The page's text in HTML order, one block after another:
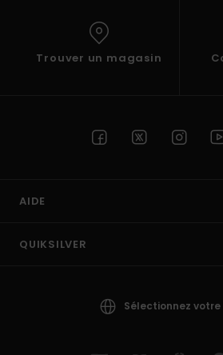
Trouver un magasin
AIDE
QUIKSILVER
Sélectionnez votre